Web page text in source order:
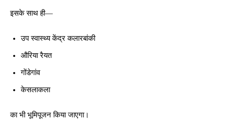
इसके साथ ही—
उप स्वास्थ्य केंद्र कलारबांकी
औरिया रैयत
गोंडेगांव
केसलाकला
का भी भूमिपूजन किया जाएगा।